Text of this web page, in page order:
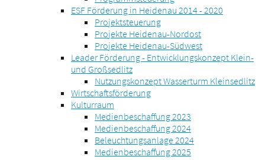
ESF Förderung in Heidenau 2014 - 2020
Projektsteuerung
Projekte Heidenau-Nordost
Projekte Heidenau-Südwest
Leader Förderung - Entwicklungskonzept Klein-
und Großsedlitz
Nutzungskonzept Wasserturm Kleinsedlitz
Wirtschaftsförderung
Kulturraum
Medienbeschaffung 2023
Medienbeschaffung 2024
Beleuchtungsanlage 2024
Medienbeschaffung 2025